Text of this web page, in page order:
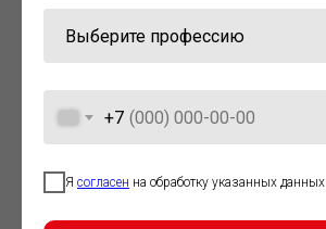
+7
Я согласен на обработку указанных данных